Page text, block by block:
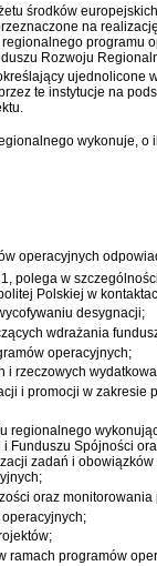
środków
na
programu
Rozwoju
ujednolicone
te instytucje na
wykonuje,
operacyjnych
polega w
Polskiej w
desygnacji;
wdrażania
operacyjnych;
i rzeczowych
i promocji w zakresie
regionalnego
Funduszu Spójności
zadań i
oraz
ramach programów